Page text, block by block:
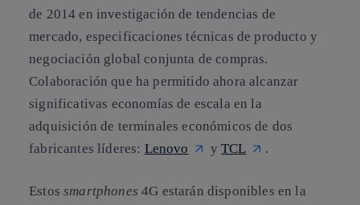
de 2014 en investigación de tendencias de
mercado, especificaciones técnicas de producto y
negociación global conjunta de compras.
Colaboración que ha permitido ahora alcanzar
significativas economías de escala en la
adquisición de terminales económicos de dos
fabricantes líderes: Lenovo yTCL .
Estossmartphones 4G estarán disponibles en la